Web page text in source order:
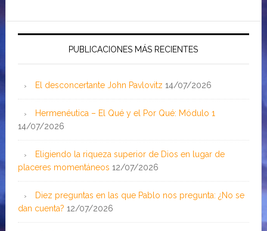
PUBLICACIONES MÁS RECIENTES
El desconcertante John Pavlovitz 14/07/2026
Hermenéutica – El Qué y el Por Qué: Módulo 1
14/07/2026
Eligiendo la riqueza superior de Dios en lugar de
placeres momentáneos 12/07/2026
Diez preguntas en las que Pablo nos pregunta: ¿No se
dan cuenta? 12/07/2026